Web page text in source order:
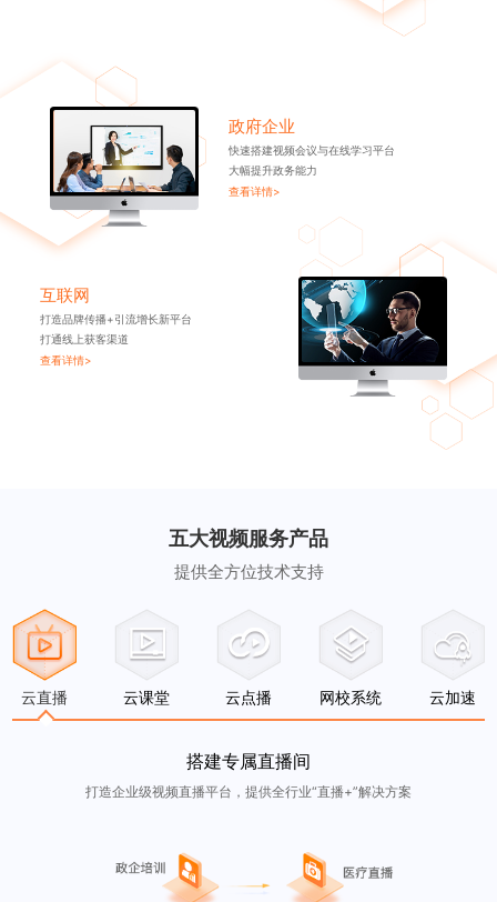
政府企业
快速搭建视频会议与在线学习平台
大幅提升政务能力
查看详情>
互联网
打造品牌传播+引流增长新平台
打通线上获客渠道
查看详情>
五大视频服务产品
提供全方位技术支持
云直播 云课堂 云点播 网校系统 云加速
搭建专属直播间
打造企业级视频直播平台，提供全行业“直播+”解决方案